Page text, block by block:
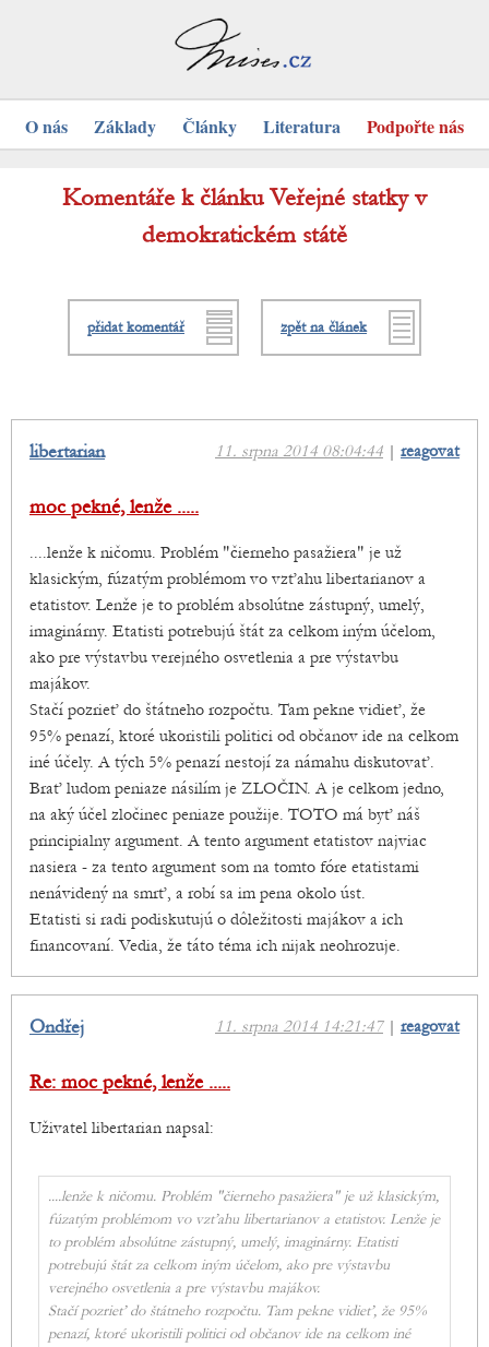
O nás Základy Články Literatura Podpořte nás
Komentáře k článku Veřejné statky v
demokratickém státě
přidat komentář zpět na článek
11. srpna 2014 08:04:44 | reagovat
libertarian
moc pekné, lenže .....
....lenže k ničomu. Problém "čierneho pasažiera" je už
klasickým, fúzatým problémom vo vzťahu libertarianov a
etatistov. Lenže je to problém absolútne zástupný, umelý,
imaginárny. Etatisti potrebujú štát za celkom iným účelom,
ako pre výstavbu verejného osvetlenia a pre výstavbu
majákov.
Stačí pozrieť do štátneho rozpočtu. Tam pekne vidieť, že
95% penazí, ktoré ukoristili politici od občanov ide na celkom
iné účely. A tých 5% penazí nestojí za námahu diskutovať.
Brať ludom peniaze násilím je ZLOČIN. A je celkom jedno,
na aký účel zločinec peniaze použije. TOTO má byť náš
principialny argument. A tento argument etatistov najviac
nasiera - za tento argument som na tomto fóre etatistami
nenávidený na smrť, a robí sa im pena okolo úst.
Etatisti si radi podiskutujú o dôležitosti majákov a ich
financovaní. Vedia, že táto téma ich nijak neohrozuje.
11. srpna 2014 14:21:47| reagovat
Ondřej
Re: moc pekné, lenže .....
Uživatel libertarian napsal:
....lenže k ničomu. Problém "čierneho pasažiera" je už klasickým,
fúzatým problémom vo vzťahu libertarianov a etatistov. Lenže je
to problém absolútne zástupný, umelý, imaginárny. Etatisti
potrebujú štát za celkom iným účelom, ako pre výstavbu
verejného osvetlenia a pre výstavbu majákov.
Stačí pozrieť do štátneho rozpočtu. Tam pekne vidieť, že 95%
penazí, ktoré ukoristili politici od občanov ide na celkom iné